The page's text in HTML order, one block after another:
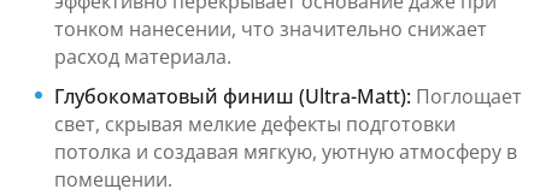
тонком нанесении, что значительно снижает
расход материала.
Глубокоматовый финиш (Ultra-Matt): Поглощает
свет, скрывая мелкие дефекты подготовки
потолка и создавая мягкую, уютную атмосферу в
помещении.